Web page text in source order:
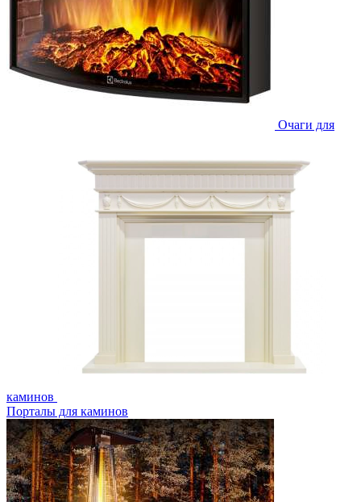
Очаги для
каминов
Порталы для каминов